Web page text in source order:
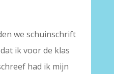
we schuinschrift
ik voor de klas
had ik mijn